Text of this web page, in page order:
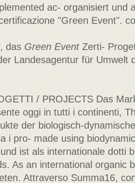
ac- organisiert und
"Green Event".
dasGreen EventZerti-
Landesagentur für Umwelt
/ PROJECTS Das
oggi in tutti i continenti,
der biologisch-
i pro- made using
ist als internationale dotti
As an international organic
Attraverso Summa16,